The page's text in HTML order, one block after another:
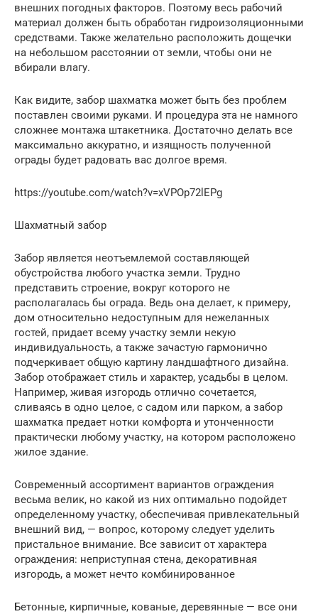
внешних погодных факторов. Поэтому весь рабочий
материал должен быть обработан гидроизоляционными
средствами. Также желательно расположить дощечки
на небольшом расстоянии от земли, чтобы они не
вбирали влагу.
Как видите, забор шахматка может быть без проблем
поставлен своими руками. И процедура эта не намного
сложнее монтажа штакетника. Достаточно делать все
максимально аккуратно, и изящность полученной
ограды будет радовать вас долгое время.
https://youtube.com/watch?v=xVPOp72lEPg
Шахматный забор
Забор является неотъемлемой составляющей
обустройства любого участка земли. Трудно
представить строение, вокруг которого не
располагалась бы ограда. Ведь она делает, к примеру,
дом относительно недоступным для нежеланных
гостей, придает всему участку земли некую
индивидуальность, а также зачастую гармонично
подчеркивает общую картину ландшафтного дизайна.
Забор отображает стиль и характер, усадьбы в целом.
Например, живая изгородь отлично сочетается,
сливаясь в одно целое, с садом или парком, а забор
шахматка предает нотки комфорта и утонченности
практически любому участку, на котором расположено
жилое здание.
Современный ассортимент вариантов ограждения
весьма велик, но какой из них оптимально подойдет
определенному участку, обеспечивая привлекательный
внешний вид, — вопрос, которому следует уделить
пристальное внимание. Все зависит от характера
ограждения: неприступная стена, декоративная
изгородь, а может нечто комбинированное
Бетонные, кирпичные, кованые, деревянные — все они